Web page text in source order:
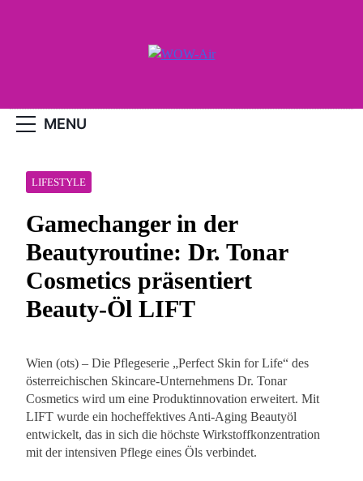
MENU
LIFESTYLE
Gamechanger in der
Beautyroutine: Dr. Tonar
Cosmetics präsentiert
Beauty-Öl LIFT
Wien (ots) – Die Pflegeserie „Perfect Skin for Life“ des
österreichischen Skincare-Unternehmens Dr. Tonar
Cosmetics wird um eine Produktinnovation erweitert. Mit
LIFT wurde ein hocheffektives Anti-Aging Beautyöl
entwickelt, das in sich die höchste Wirkstoffkonzentration
mit der intensiven Pflege eines Öls verbindet.